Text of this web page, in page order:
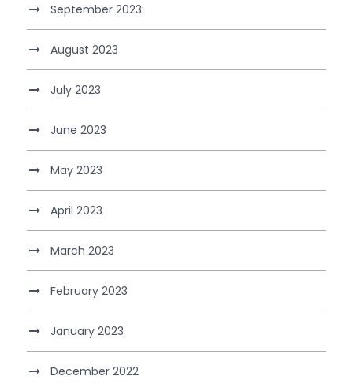
September 2023
August 2023
July 2023
June 2023
May 2023
April 2023
March 2023
February 2023
January 2023
December 2022